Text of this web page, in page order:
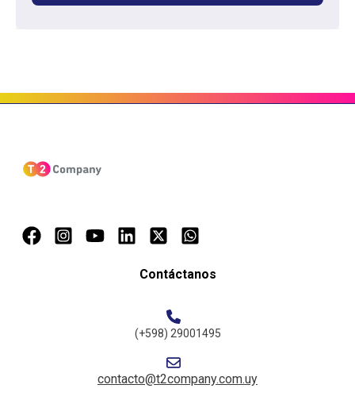
Contáctanos
(+598) 29001495
contacto@t2company.com.uy